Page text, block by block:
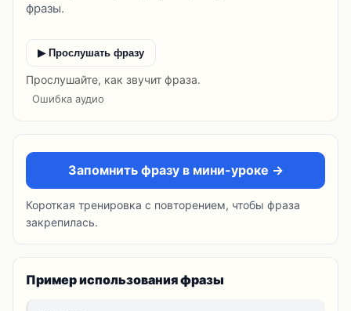
фразы.
▶ Прослушать фразу
Прослушайте, как звучит фраза.
Ошибка аудио
Запомнить фразу в мини-уроке →
Короткая тренировка с повторением, чтобы фраза
закрепилась.
Пример использования фразы